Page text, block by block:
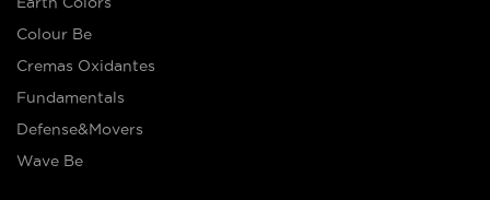
Colour Be
Cremas Oxidantes
Fundamentals
Defense&Movers
Wave Be